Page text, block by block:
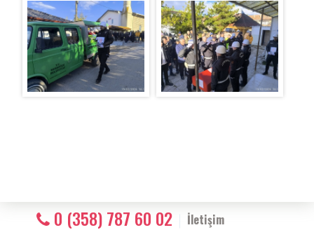
0 (358) 787 60 02 İletişim